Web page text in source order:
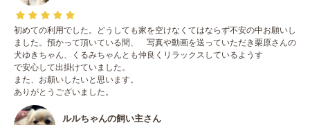
初めての利用でした。どうしても家を空けなくてはならず不安の中お願いし
ました。預かって頂いている間、 写真や動画を送っていただき栗原さんの
犬ゆきちゃん、くるみちゃんとも仲良くリラックスしているようす
で安心して出掛けていました。
また、お願いしたいと思います。
ありがとうございました。
ルルちゃんの飼い主さん